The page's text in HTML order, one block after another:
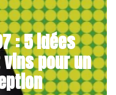
: 5 idées
pour un